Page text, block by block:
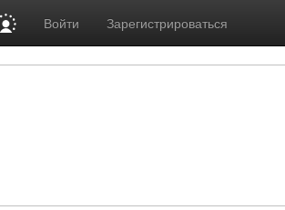
Войти Зарегистрироваться